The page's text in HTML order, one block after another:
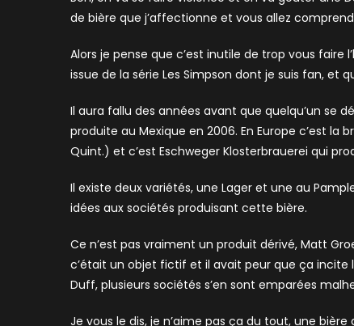
de bière que j’affectionne et vous allez
Alors je pense que c’est inutile de trop vous
issue de la série Les Simpson dont je suis fan, et
Il aura fallu des années avant que quelqu’un se
produite au Mexique en 2006. En Europe c’est la
Quint.) et c’est Eschweger Klosterbrauerei qui
Il existe deux variétés, une Lager et une au
idées aux sociétés produisant cette bière.
Ce n’est pas vraiment un produit dérivé, Matt
c’était un objet fictif et il avait peur que ça incite
Duff, plusieurs sociétés s’en sont emparées
Je vous le dis, je n’aime pas ça du tout, une